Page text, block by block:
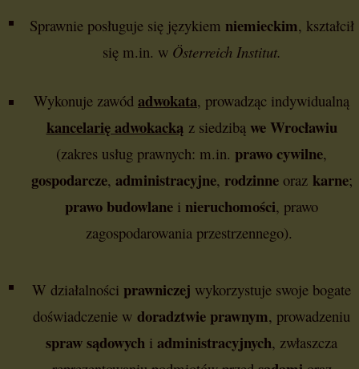
Sprawnie posługuje się językiem niemieckim, kształcił
się m.in. w Österreich Institut.
Wykonuje zawód adwokata, prowadząc indywidualną
kancelarię adwokackąz siedzibą we Wrocławiu
(zakres usług prawnych: m.in. prawo cywilne,
gospodarcze, administracyjne, rodzinneoraz karne;
prawo budowlane i nieruchomości, prawo
zagospodarowania przestrzennego).
W działalności prawniczej wykorzystuje swoje bogate
doświadczenie w doradztwie prawnym, prowadzeniu
spraw sądowych i administracyjnych, zwłaszcza